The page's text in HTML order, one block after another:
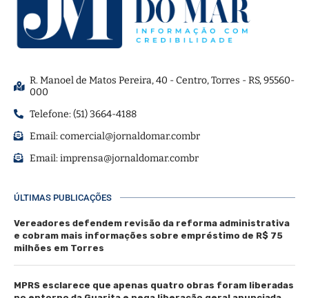
R. Manoel de Matos Pereira, 40 - Centro, Torres - RS, 95560-
000
Telefone: (51) 3664-4188
Email:comercial@jornaldomar.combr
Email:imprensa@jornaldomar.combr
ÚLTIMAS PUBLICAÇÕES
Vereadores defendem revisão da reforma administrativa
e cobram mais informações sobre empréstimo de R$ 75
milhões em Torres
MPRS esclarece que apenas quatro obras foram liberadas